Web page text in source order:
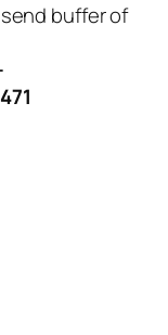
buffer of